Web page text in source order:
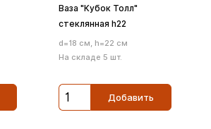
Ваза "Кубок Толл"
стеклянная h22
d=18 см, h=22 см
На складе 5 шт.
Добавить